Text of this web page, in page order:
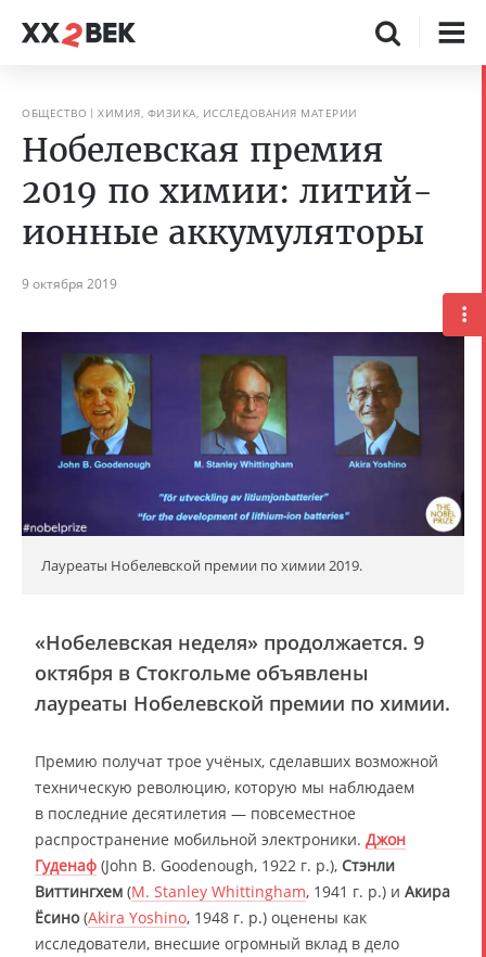
ОБЩЕСТВО ХИМИЯ, ФИЗИКА, ИССЛЕДОВАНИЯ МАТЕРИИ
Нобелевская премия
2019 по химии: литий-
ионные аккумуляторы
9 октября 2019
Лауреаты Нобелевской премии по химии 2019.
«Нобелевская неделя» продолжается. 9
октября в Стокгольме объявлены
лауреаты Нобелевской премии по химии.
Премию получат трое учёных, сделавших возможной
техническую революцию, которую мы наблюдаем
в последние десятилетия — повсеместное
распространение мобильной электроники. Джон
Гуденаф (John B. Goodenough, 1922 г. р.), Стэнли
Виттингхем (M. Stanley Whittingham, 1941 г. р.) и Акира
Ёсино(Akira Yoshino, 1948 г. р.) оценены как
исследователи, внесшие огромный вклад в дело